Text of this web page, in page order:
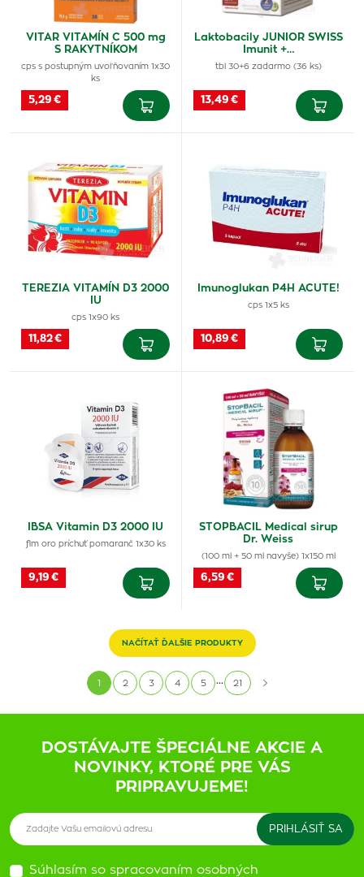
VITAR VITAMÍN C 500 mg
S RAKYTNÍKOM
cps s postupným uvoľňovaním 1x30
ks
5,29 €
Laktobacily JUNIOR SWISS
Imunit +…
tbl 30+6 zadarmo (36 ks)
13,49 €
TEREZIA VITAMÍN D3 2000
IU
cps 1x90 ks
11,82 €
Imunoglukan P4H ACUTE!
cps 1x5 ks
10,89 €
IBSA Vitamin D3 2000 IU
flm oro príchuť pomaranč 1x30 ks
9,19 €
STOPBACIL Medical sirup
Dr. Weiss
(100 ml + 50 ml navyše) 1x150 ml
6,59 €
NAČÍTAŤ ĎALŠIE PRODUKTY
1 2 3 4 5 ... 21
DOSTÁVAJTE ŠPECIÁLNE AKCIE A
NOVINKY, KTORÉ PRE VÁS
PRIPRAVUJEME!
Súhlasím so spracovaním osobných